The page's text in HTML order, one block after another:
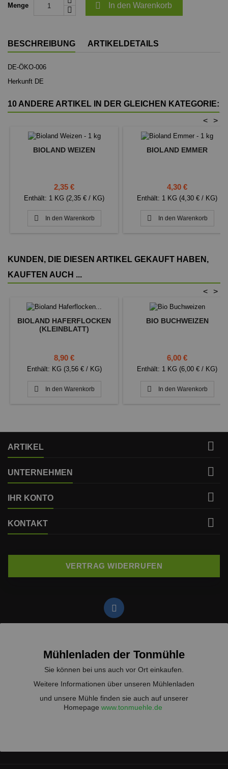
Menge  In den Warenkorb
BESCHREIBUNG ARTIKELDETAILS
DE-ÖKO-006
Herkunft DE
10 ANDERE ARTIKEL IN DER GLEICHEN KATEGORIE:
>
<
BIOLAND WEIZEN
Preis
2,35 €
Enthält: 1 KG (2,35 € / KG)
 In den Warenkorb
BIOLAND EMMER
Preis
4,30 €
Enthält: 1 KG (4,30 € / KG)
 In den Warenkorb
KUNDEN, DIE DIESEN ARTIKEL GEKAUFT HABEN,
KAUFTEN AUCH ...
>
<
BIOLAND HAFERFLOCKEN
(KLEINBLATT)
Preis
8,90 €
Enthält: KG (3,56 € / KG)
 In den Warenkorb
BIO BUCHWEIZEN
Preis
6,00 €
Enthält: 1 KG (6,00 € / KG)
 In den Warenkorb
ARTIKEL 
UNTERNEHMEN 
IHR KONTO 
KONTAKT 
VERTRAG WIDERRUFEN
Mühlenladen der Tonmühle
Sie können bei uns auch vor Ort einkaufen.
Weitere Informationen über unseren Mühlenladen
und unsere Mühle finden sie auch auf unserer
Homepage www.tonmuehle.de